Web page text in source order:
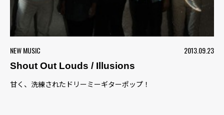
NEW MUSIC
2013.09.23
Shout Out Louds / Illusions
甘く、洗練されたドリーミーギターポップ！